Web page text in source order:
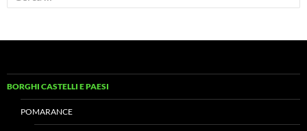
per:
BORGHI CASTELLI E PAESI
POMARANCE